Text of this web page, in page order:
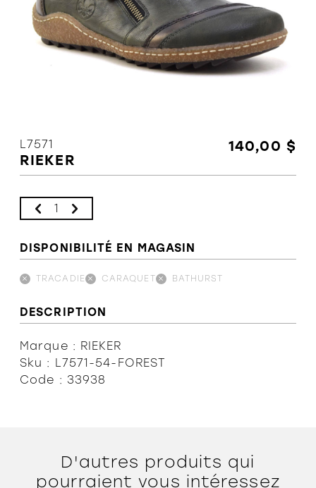
L'équipe
L7571
RIEKER
140,00 $
DISPONIBILITÉ EN MAGASIN
TRACADIE CARAQUET BATHURST
DESCRIPTION
Marque : RIEKER
Sku : L7571-54-FOREST
Code : 33938
D'autres produits qui
pourraient vous intéressez